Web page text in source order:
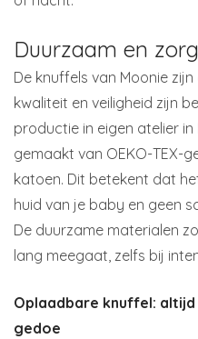
Duurzaam en
De knuffels van Moonie
kwaliteit en veiligheid zijn
productie in eigen atelier in
gemaakt van OEKO-TEX-
katoen. Dit betekent dat
huid van je baby en geen
De duurzame materialen
lang meegaat, zelfs bij
Oplaadbare knuffel:
gedoe